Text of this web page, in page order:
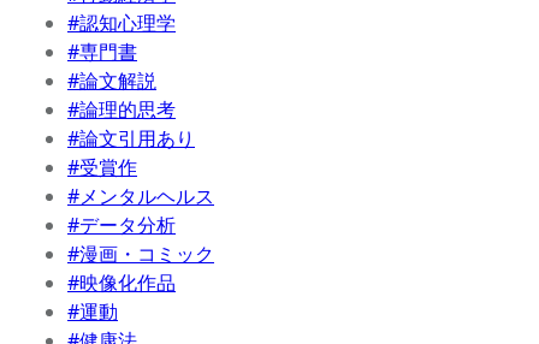
#認知心理学
#専門書
#論文解説
#論理的思考
#論文引用あり
#受賞作
#メンタルヘルス
#データ分析
#漫画・コミック
#映像化作品
#運動